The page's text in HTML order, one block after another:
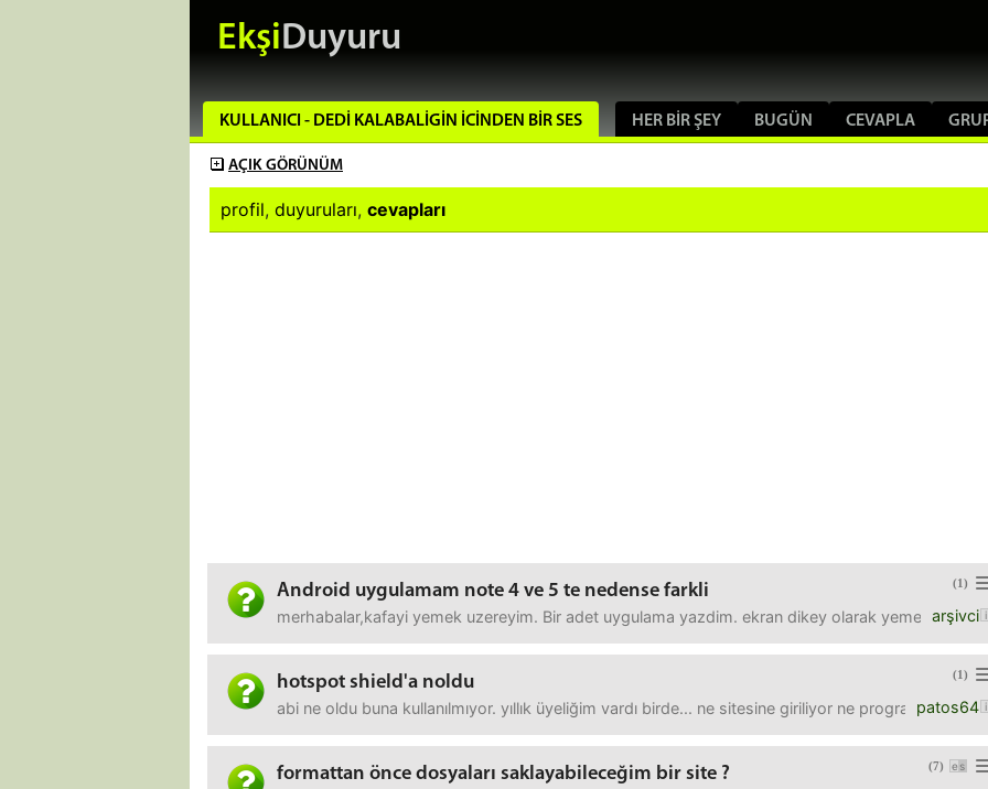
EkşiDuyuru
KULLANICI - DEDI KALABALIGIN ICINDEN BIR SES HER BIR ŞEY BUGÜN CEVAPLA
AÇIK GÖRÜNÜM
profil, duyuruları, cevapları
(1)
Android uygulamam note 4 ve 5 te nedense farkli
arşivci
merhabalar,kafayi yemek uzereyim. Bir adet uygulama yazdim. ekran dikey olarak yemek
(1)
hotspot shield'a noldu
patos64
abi ne oldu buna kullanılmıyor. yıllık üyeliğim vardı birde... ne sitesine giriliyor ne program
(7)
formattan önce dosyaları saklayabileceğim bir site ?